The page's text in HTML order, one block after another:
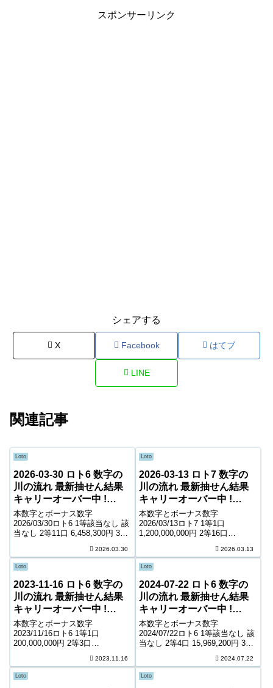
スポンサーリンク
シェアする
X Facebook はてブ
LINE
関連記事
Loto
2026-03-30 ロト6 数字の
川の流れ 最新抽せん結果
キャリーオーバー中 !
236,800,230円
本数字とボーナス数字
2026/03/30ロト6 1等該当なし 該
当なし 2等11口 6,458,300円 3等
8,900円 5等151,757口 1,000円
キャリーオーバー 236,800...
2026.03.30
Loto
2026-03-13 ロト7 数字の
川の流れ 最新抽せん結果
キャリーオーバー中 !
3,266,950,045円
本数字とボーナス数字
2026/03/13ロト7 1等1口
1,200,000,000円 2等16口
4等11,156口 5,500円 5等166,415
口 1,200円 6等264,1...
2026.03.13
Loto
2023-11-16 ロト6 数字の
川の流れ 最新抽せん結果
キャリーオーバー中 !
22,390,898円
本数字とボーナス数字
2023/11/16ロト6 1等1口
200,000,000円 2等3口
円 4等9,157口 8,300円 5等
150,460口 1,000円 キャリーオー
バー 2...
2023.11.16
Loto
2024-07-22 ロト6 数字の
川の流れ 最新抽せん結果
キャリーオーバー中 !
212,916,545円
本数字とボーナス数字
2024/07/22ロト6 1等該当なし 該
当なし 2等4口 15,969,200円 3等
6,600円 5等163,172口 1,000円
キャリーオーバー 212,91...
2024.07.22
Loto Loto